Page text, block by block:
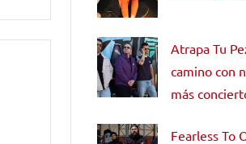
Atrapa Tu
camino con
más
Fearless To